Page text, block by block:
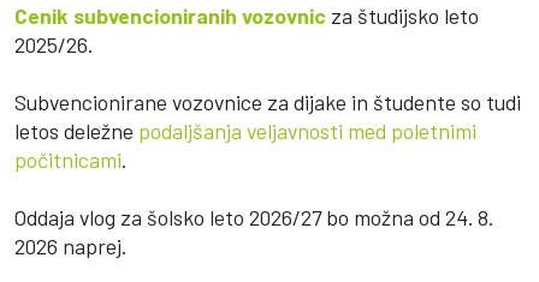
Cenik subvencioniranih vozovnic za študijsko leto
2025/26.
Subvencionirane vozovnice za dijake in študente so tudi
letos deležne podaljšanja veljavnosti med poletnimi
počitnicami.
Oddaja vlog za šolsko leto 2026/27 bo možna od 24. 8.
2026 naprej.